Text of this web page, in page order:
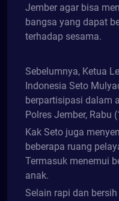
Jember agar bisa
bangsa yang dapat
terhadap sesama.
Sebelumnya, Ketua
Indonesia Seto
berpartisipasi dalam
Polres Jember, Rabu
Kak Seto juga
beberapa ruang
Termasuk menemui
anak.
Selain rapi dan